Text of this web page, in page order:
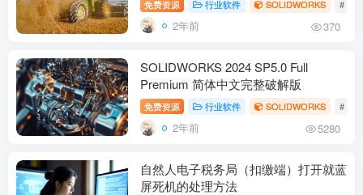
免费资源 行业软件 SOLIDWORKS #
2年前 370
SOLIDWORKS 2024 SP5.0 Full
Premium 简体中文完整破解版
免费资源 行业软件 SOLIDWORKS #
2年前 5280
自然人电子税务局（扣缴端）打开就蓝
屏死机的处理方法